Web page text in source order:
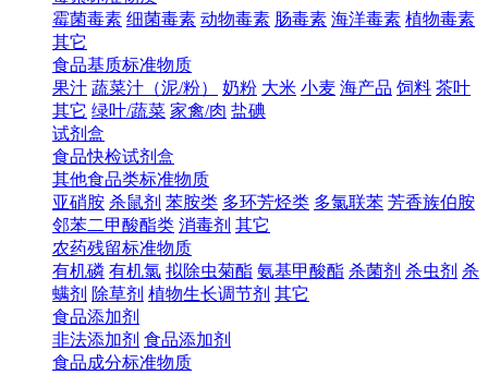
霉菌毒素 细菌毒素 动物毒素 肠毒素 海洋毒素 植物毒素
其它
食品基质标准物质
果汁 蔬菜汁（泥/粉） 奶粉 大米 小麦 海产品 饲料 茶叶
其它 绿叶/蔬菜 家禽/肉 盐碘
试剂盒
食品快检试剂盒
其他食品类标准物质
亚硝胺 杀鼠剂 苯胺类 多环芳烃类 多氯联苯 芳香族伯胺
邻苯二甲酸酯类 消毒剂 其它
农药残留标准物质
有机磷 有机氯 拟除虫菊酯 氨基甲酸酯 杀菌剂 杀虫剂 杀
螨剂 除草剂 植物生长调节剂 其它
食品添加剂
非法添加剂 食品添加剂
食品成分标准物质